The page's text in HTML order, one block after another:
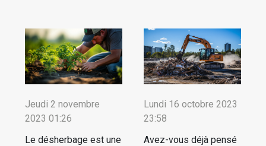
Jeudi 2 novembre
2023 01:26
Le désherbage est une
Lundi 16 octobre 2023
23:58
Avez-vous déjà pensé